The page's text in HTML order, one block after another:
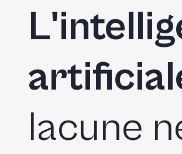
pane
lacune